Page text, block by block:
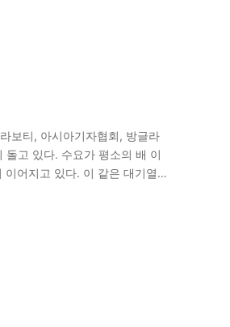
보티, 아시아기자협회, 방글라
고 있다. 수요가 평소의 배 이
어지고 있다. 이 같은 대기열